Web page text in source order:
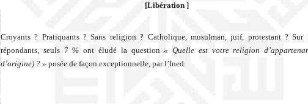
[Libération ]
Croyants ? Pratiquants ? Sans religion ? Catholique, musulman, juif, protestant ? Sur
répondants, seuls 7 % ont éludé la question« Quelle est votre religion
d’origine) ? » posée de façon exceptionnelle, par l’Ined.